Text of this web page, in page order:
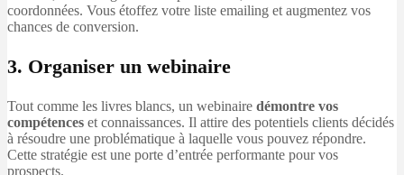
coordonnées. Vous étoffez votre liste emailing et augmentez vos
chances de conversion.
3. Organiser un webinaire
Tout comme les livres blancs, un webinaire démontre vos
compétences et connaissances. Il attire des potentiels clients décidés
à résoudre une problématique à laquelle vous pouvez répondre.
Cette stratégie est une porte d’entrée performante pour vos
prospects.